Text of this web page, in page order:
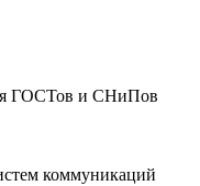
ГОСТов и СНиПов
коммуникаций